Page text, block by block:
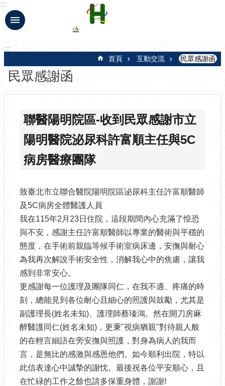
跳到主要內容區塊
:::
:::
首頁 互動交流 民眾感謝函
民眾感謝函
聯醫陽明院區-收到民眾感謝市立
陽明醫院泌尿科許富順主任與5C
病房醫療團隊
致臺北市立聯合醫院陽明院區泌尿科主任許富順醫師
及5C病房全體醫護人員
我在115年2月23日住院，這段期間內心充滿了惶恐
與不安，感謝主任許富順醫師以專業的醫術與平穩的
態度，在手術前親臨等候手術室病床邊，安撫與耐心
為我再次解說手術安全性，消解我心中的焦慮，讓我
感到非常安心。
更感謝每一位護理及團隊同仁，在我不適、疼痛的時
刻，總能見到各位耐心且細心的照護與鼓勵，尤其是
副護理長(姓名未知)、護理師蔡瑧鴻。然在開刀房麻
醉醫護同仁(姓名未知)，更秉"視病猶親"對待親人般
的在輕言細語在旁安撫與照護，對身為病人的我而
言，是無比的感激與感恩他們。如今順利出院，特以
此信表達心中誠摯的謝忱。最後祝各位平安順心，且
在忙碌的工作之餘也請多保重身體，謝謝!